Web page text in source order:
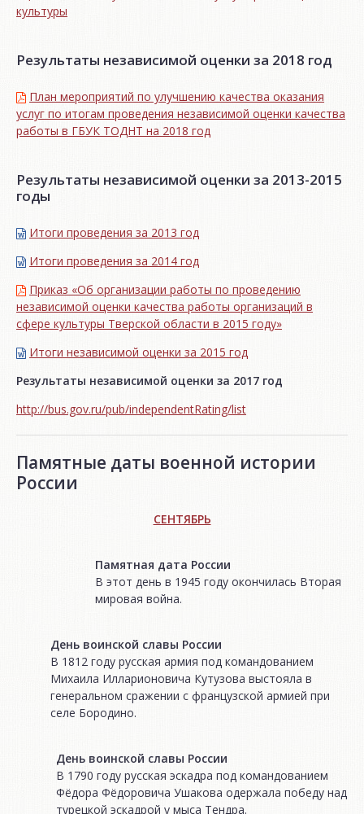
культуры
Результаты независимой оценки за 2018 год
План мероприятий по улучшению качества оказания
услуг по итогам проведения независимой оценки качества
работы в ГБУК ТОДНТ на 2018 год
Результаты независимой оценки за 2013-2015
годы
Итоги проведения за 2013 год
Итоги проведения за 2014 год
Приказ «Об организации работы по проведению
независимой оценки качества работы организаций в
сфере культуры Тверской области в 2015 году»
Итоги независимой oценки за 2015 год
Результаты независимой оценки за 2017 год
http://bus.gov.ru/pub/independentRating/list
Памятные даты военной истории
России
СЕНТЯБРЬ
Памятная дата России
В этот день в 1945 году окончилась Вторая
мировая война.
День воинской славы России
В 1812 году русская армия под командованием
Михаила Илларионовича Кутузова выстояла в
генеральном сражении с французской армией при
селе Бородино.
День воинской славы России
В 1790 году русская эскадра под командованием
Фёдора Фёдоровича Ушакова одержала победу над
турецкой эскадрой у мыса Тендра.